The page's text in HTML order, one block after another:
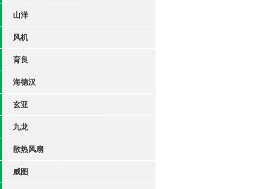
山洋
风机
育良
海德汉
玄亚
九龙
散热风扇
威图